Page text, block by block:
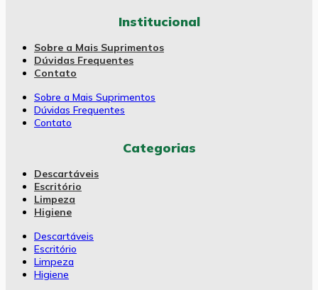
Institucional
Sobre a Mais Suprimentos
Dúvidas Frequentes
Contato
Sobre a Mais Suprimentos
Dúvidas Frequentes
Contato
Categorias
Descartáveis
Escritório
Limpeza
Higiene
Descartáveis
Escritório
Limpeza
Higiene